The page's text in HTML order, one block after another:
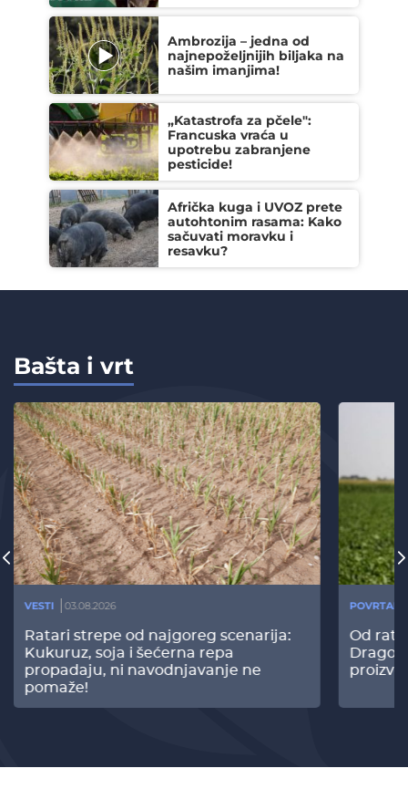
Ambrozija – jedna od
najnepoželjnijih biljaka na
našim imanjima!
„Katastrofa za pčele":
Francuska vraća u
upotrebu zabranjene
pesticide!
Afrička kuga i UVOZ prete
autohtonim rasama: Kako
sačuvati moravku i
resavku?
Bašta i vrt
VESTI 03.08.2026
Ratari strepe od najgoreg scenarija:
Kukuruz, soja i šećerna repa
propadaju, ni navodnjavanje ne
pomaže!
Od